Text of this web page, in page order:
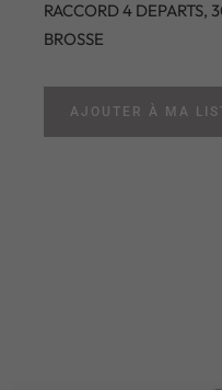
RACCORD 4 DEPARTS,
BROSSE
AJOUTER À MA